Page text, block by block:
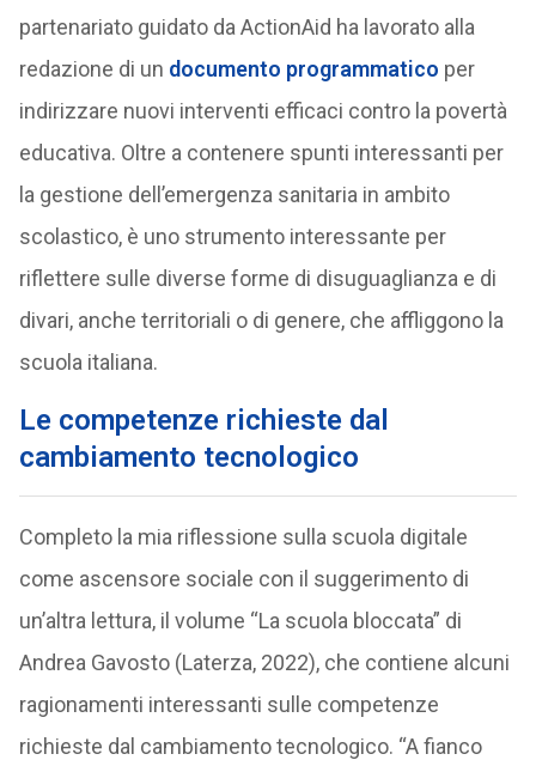
partenariato guidato da ActionAid ha lavorato alla
redazione di un documento programmatico per
indirizzare nuovi interventi efficaci contro la povertà
educativa. Oltre a contenere spunti interessanti per
la gestione dell’emergenza sanitaria in ambito
scolastico, è uno strumento interessante per
riflettere sulle diverse forme di disuguaglianza e di
divari, anche territoriali o di genere, che affliggono la
scuola italiana.
Le competenze richieste dal
cambiamento tecnologico
Completo la mia riflessione sulla scuola digitale
come ascensore sociale con il suggerimento di
un’altra lettura, il volume “La scuola bloccata” di
Andrea Gavosto (Laterza, 2022), che contiene alcuni
ragionamenti interessanti sulle competenze
richieste dal cambiamento tecnologico. “A fianco